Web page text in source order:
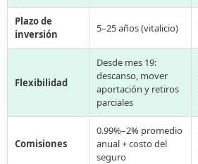
Plazo de
inversión
5–25 años (vitalicio)
Flexibilidad
Desde mes 19:
descanso, mover
aportación y retiros
parciales
Comisiones
0.99%–2% promedio
anual + costo del
seguro